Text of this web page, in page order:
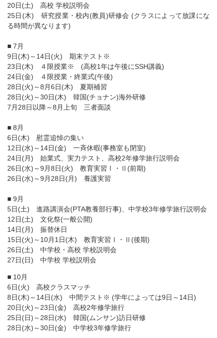
20日(土) 高校 学校説明会
25日(木) 研究授業・校内(教員)研修会 (クラスによって放課にな
る時間が異なります)
■ 7月
9日(木)～14日(火) 期末テスト※
23日(木) ４限授業※ (高校1年は午後にSSH講義)
24日(金) ４限授業・終業式(午後)
28日(火)～8月6日(木) 夏期補習
28日(火)～30日(木) 韓国(チョナン)海外研修
7月28日以降～8月上旬 三者面談
■ 8月
6日(木) 慰霊追悼の集い
12日(水)～14日(金) 一斉休暇(事務室も閉室)
24日(月) 始業式、実力テスト、高校2年修学旅行説明会
26日(水)～9月8日(火) 教育実習Ⅰ・Ⅱ(前期)
26日(水)～9月28日(月) 養護実習
■ 9月
5日(土) 進路講演会(PTA教養部行事)、中学校3年修学旅行説明会
12日(土) 文化祭(一般公開)
14日(月) 振替休日
15日(火)～10月1日(木) 教育実習Ⅰ・Ⅱ(後期)
26日(土) 中学校・高校 学校説明会
27日(日) 中学校 学校説明会
■ 10月
6日(火) 高校クラスマッチ
8日(木)～14日(水) 中間テスト※ (学年によっては9日～14日)
20日(火)～23日(金) 高校2年修学旅行
25日(日)～28日(水) 韓国(ムンサン)訪日研修
28日(水)～30日(金) 中学校3年修学旅行